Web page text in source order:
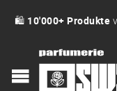
🛍 10'000+ Produkte